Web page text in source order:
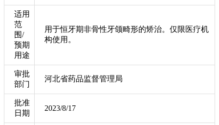
适用
范
围/
预期
用途
用于恒牙期非骨性牙颌畸形的矫治。仅限医疗机
构使用。
审批
部门
河北省药品监督管理局
批准
日期
2023/8/17